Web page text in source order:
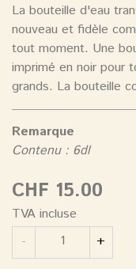
La bouteille d'eau
nouveau et fidèle
tout moment. Une
imprimé en noir pour
grands. La bouteille
Remarque
Contenu : 6dl
CHF 15.00
TVA incluse
Quantité
- +